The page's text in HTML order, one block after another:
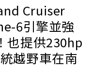
Cruiser
6引擎並強
也提供230hp
越野車在南